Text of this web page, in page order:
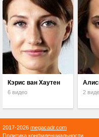
Кэрис ван Хаутен
6 видео 2
2017-2026 megacadr.com
Политика конфиденциальности